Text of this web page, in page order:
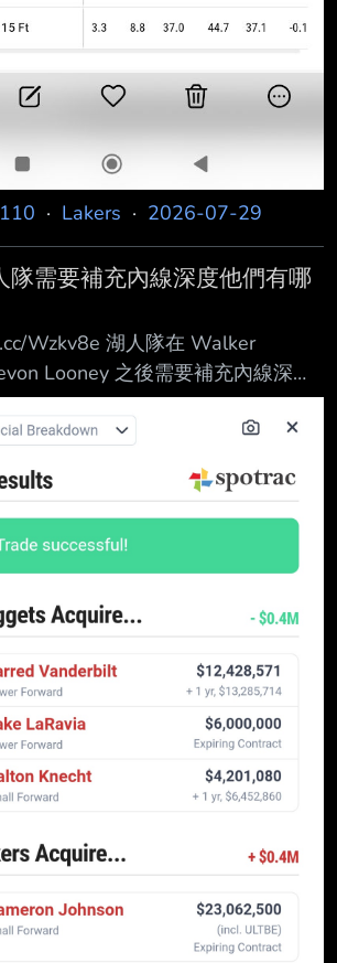
· Lakers · 2026-07-29
隊需要補充內線深度他們有哪
Wzkv8e 湖人隊在 Walker
Looney 之後需要補充內線深
些選擇？ Dan Woike Walker
是第一位發布這類影片的 NBA 球
磯湖人隊的新任中鋒 在健身房裡訓
水浴、敏捷訓練，以及用力灌籃。
一位搭配 Zach Bryan 鄉村民謠歌
夏季訓練混剪影片的球員。
個細節都很重要。他是湖人今年夏
，也是他們投入最多資源的 一